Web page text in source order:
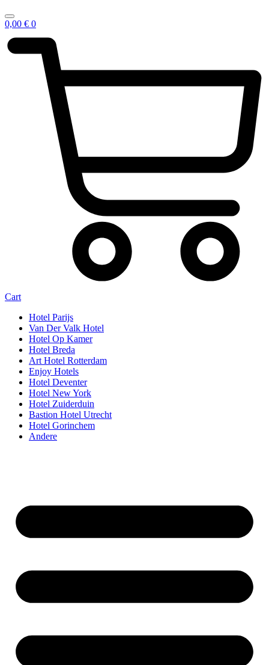
0,00 € 0
Cart
Hotel Parijs
Van Der Valk Hotel
Hotel Op Kamer
Hotel Breda
Art Hotel Rotterdam
Enjoy Hotels
Hotel Deventer
Hotel New York
Hotel Zuiderduin
Bastion Hotel Utrecht
Hotel Gorinchem
Andere